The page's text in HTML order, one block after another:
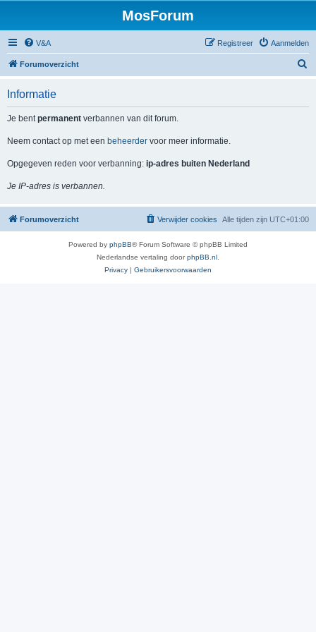
MosForum
V&A Aanmelden
Registreer
Forumoverzicht
Informatie
Je bentpermanent verbannen van dit forum.
Neem contact op met een beheerder voor meer informatie.
Opgegeven reden voor verbanning: ip-adres buiten Nederland
Je IP-adres is verbannen.
Forumoverzicht Alle tijden zijn UTC+01:00
Verwijder cookies
Powered by phpBB® Forum Software © phpBB Limited
Nederlandse vertaling doorphpBB.nl
Privacy | Gebruikersvoorwaarden